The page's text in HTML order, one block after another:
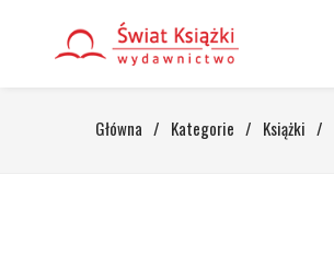
Główna / Kategorie / Książki /